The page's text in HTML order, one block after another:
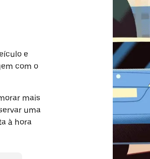
e
com o
mais
uma
à hora